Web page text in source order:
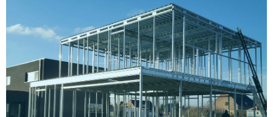
Woning